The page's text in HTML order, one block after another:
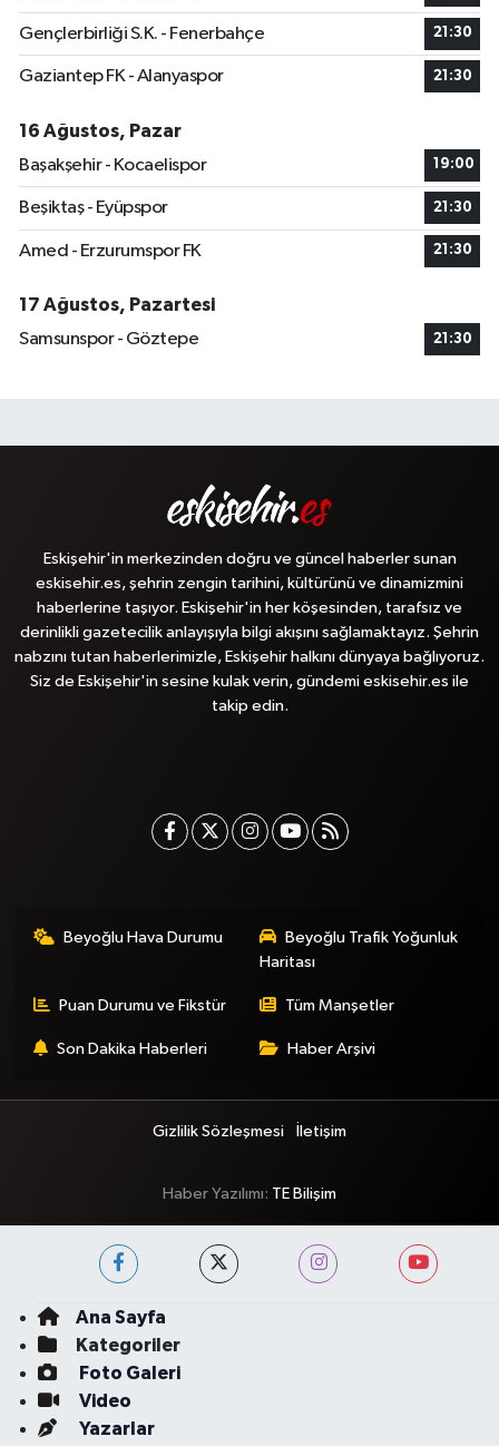
Gençlerbirliği S.K. - Fenerbahçe 21:30
Gaziantep FK - Alanyaspor 21:30
16 Ağustos, Pazar
Başakşehir - Kocaelispor
19:00
Beşiktaş - Eyüpspor 21:30
Amed - Erzurumspor FK 21:30
17 Ağustos, Pazartesi
Samsunspor - Göztepe
21:30
Eskişehir'in merkezinden doğru ve güncel haberler sunan
eskisehir.es, şehrin zengin tarihini, kültürünü ve dinamizmini
haberlerine taşıyor. Eskişehir'in her köşesinden, tarafsız ve
derinlikli gazetecilik anlayışıyla bilgi akışını sağlamaktayız. Şehrin
nabzını tutan haberlerimizle, Eskişehir halkını dünyaya bağlıyoruz.
Siz de Eskişehir'in sesine kulak verin, gündemi eskisehir.es ile
takip edin.
Beyoğlu Hava Durumu
Beyoğlu Trafik Yoğunluk
Haritası
Puan Durumu ve Fikstür Tüm Manşetler
Son Dakika Haberleri Haber Arşivi
Gizlilik Sözleşmesi İletişim
Haber Yazılımı: TE Bilişim
Ana Sayfa
Kategoriler
Foto Galeri
Video
Yazarlar